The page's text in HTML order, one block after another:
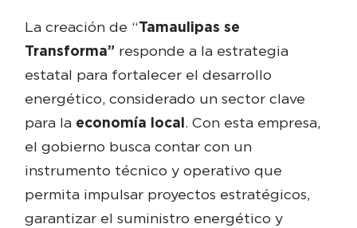
La creación de “Tamaulipas se
Transforma” responde a la estrategia
estatal para fortalecer el desarrollo
energético, considerado un sector clave
para la economía local. Con esta empresa,
el gobierno busca contar con un
instrumento técnico y operativo que
permita impulsar proyectos estratégicos,
garantizar el suministro energético y